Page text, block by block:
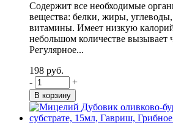
Содержит все необходимые
вещества: белки, жиры,
витамины. Имеет низкую
небольшом количестве вызывает
Регулярное...
198 руб.
-
+